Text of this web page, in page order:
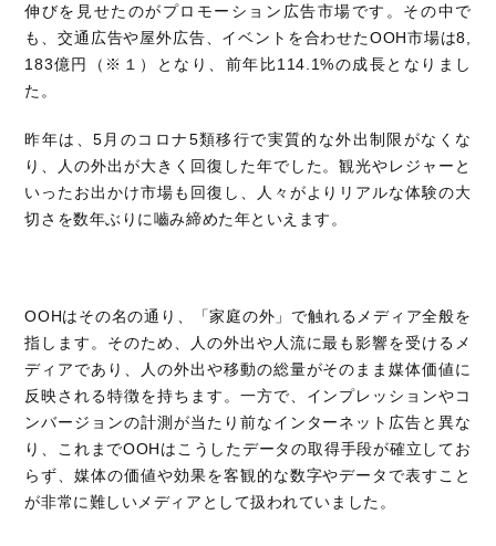
伸びを見せたのがプロモーション広告市場です。その中で
も、交通広告や屋外広告、イベントを合わせたOOH市場は8,
183億円（ ※ １）となり、前年比114.1%の成長となりまし
た。
昨年は、5 月のコロナ5類移行で実質的な外出制限がなくな
り、人の外出が大きく回復した年でした。観光やレジャーと
いったお出かけ市場も回復し、人々がよりリアルな体験の大
切さを数年ぶりに嚙み締めた年といえます。
OOHはその名の通り、「家庭の外」で触れるメディア全般を
指します。そのため、人の外出や人流に最も影響を受けるメ
ディアであり、人の外出や移動の総量がそのまま媒体価値に
反映される特徴を持ちます。一方で、インプレッションやコ
ンバージョンの計測が当たり前なインターネット広告と異な
り、これまでOOHはこうしたデータの取得手段が確立してお
らず、媒体の価値や効果を客観的な数字やデータで表すこと
が非常に難しいメディアとして扱われていました。